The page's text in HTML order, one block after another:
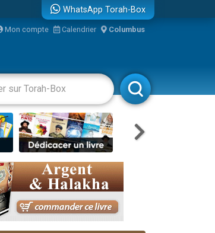
WhatsApp Torah-Box
Mon compte Calendrier Columbus
Livres Rabbanim